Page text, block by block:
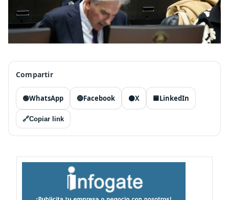
Compartir
🟢WhatsApp 🔵Facebook ⚫X 🟦LinkedIn
🔗Copiar link